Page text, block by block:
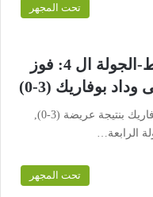
تحت المجهر
الرابطة الثانية/مجموعة الوسط-الجولة ال 4: فوز
بوفاريك (3-0)
/ع تغلب فريق مولودية بجاية على وداد بوفاريك بنتيجة عريضة (3-0),
تحت المجهر